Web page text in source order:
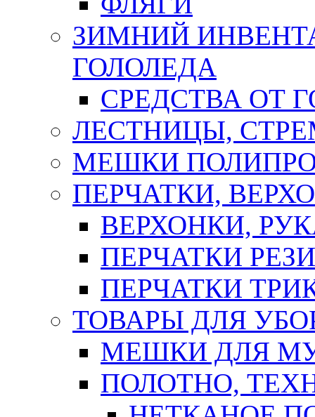
ЗИМНИЙ
ГОЛОЛЕДА
СРЕДСТВА ОТ
ЛЕСТНИЦЫ,
МЕШКИ
ПЕРЧАТКИ,
ВЕРХОНКИ,
ПЕРЧАТКИ
ПЕРЧАТКИ
ТОВАРЫ ДЛЯ
МЕШКИ ДЛЯ
ПОЛОТНО,